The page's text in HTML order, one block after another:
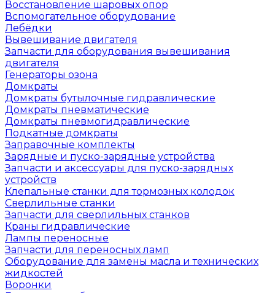
Восстановление шаровых опор
Вспомогательное оборудование
Лебёдки
Вывешивание двигателя
Запчасти для оборудования вывешивания
двигателя
Генераторы озона
Домкраты
Домкраты бутылочные гидравлические
Домкраты пневматические
Домкраты пневмогидравлические
Подкатные домкраты
Заправочные комплекты
Зарядные и пуско-зарядные устройства
Запчасти и аксессуары для пуско-зарядных
устройств
Клепальные станки для тормозных колодок
Сверлильные станки
Запчасти для сверлильных станков
Краны гидравлические
Лампы переносные
Запчасти для переносных ламп
Оборудование для замены масла и технических
жидкостей
Воронки